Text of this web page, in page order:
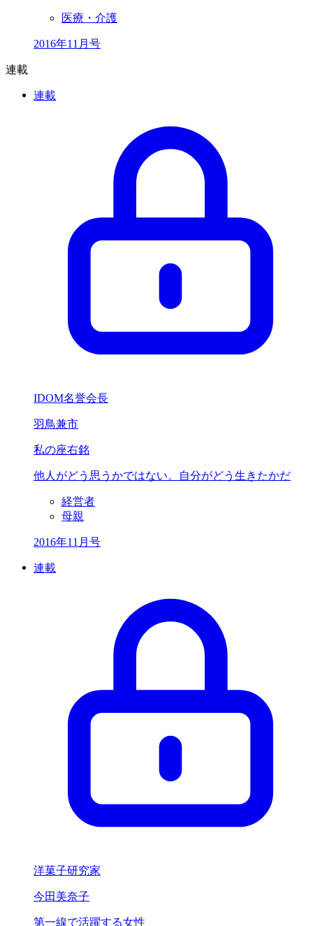
医療・介護
2016年11月号
連載
連載
IDOM名誉会長
羽鳥兼市
私の座右銘
他人がどう思うかではない。 自分がどう生きたかだ
経営者
母親
2016年11月号
連載
洋菓子研究家
今田美奈子
第一線で活躍する女性